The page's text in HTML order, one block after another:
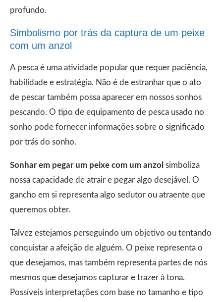
profundo.
Simbolismo por trás da captura de um peixe
com um anzol
A pesca é uma atividade popular que requer paciência,
habilidade e estratégia. Não é de estranhar que o ato
de pescar também possa aparecer em nossos sonhos
pescando. O tipo de equipamento de pesca usado no
sonho pode fornecer informações sobre o significado
por trás do sonho.
Sonhar em pegar um peixe com um anzol simboliza
nossa capacidade de atrair e pegar algo desejável. O
gancho em si representa algo sedutor ou atraente que
queremos obter.
Talvez estejamos perseguindo um objetivo ou tentando
conquistar a afeição de alguém. O peixe representa o
que desejamos, mas também representa partes de nós
mesmos que desejamos capturar e trazer à tona.
Possíveis interpretações com base no tamanho e tipo